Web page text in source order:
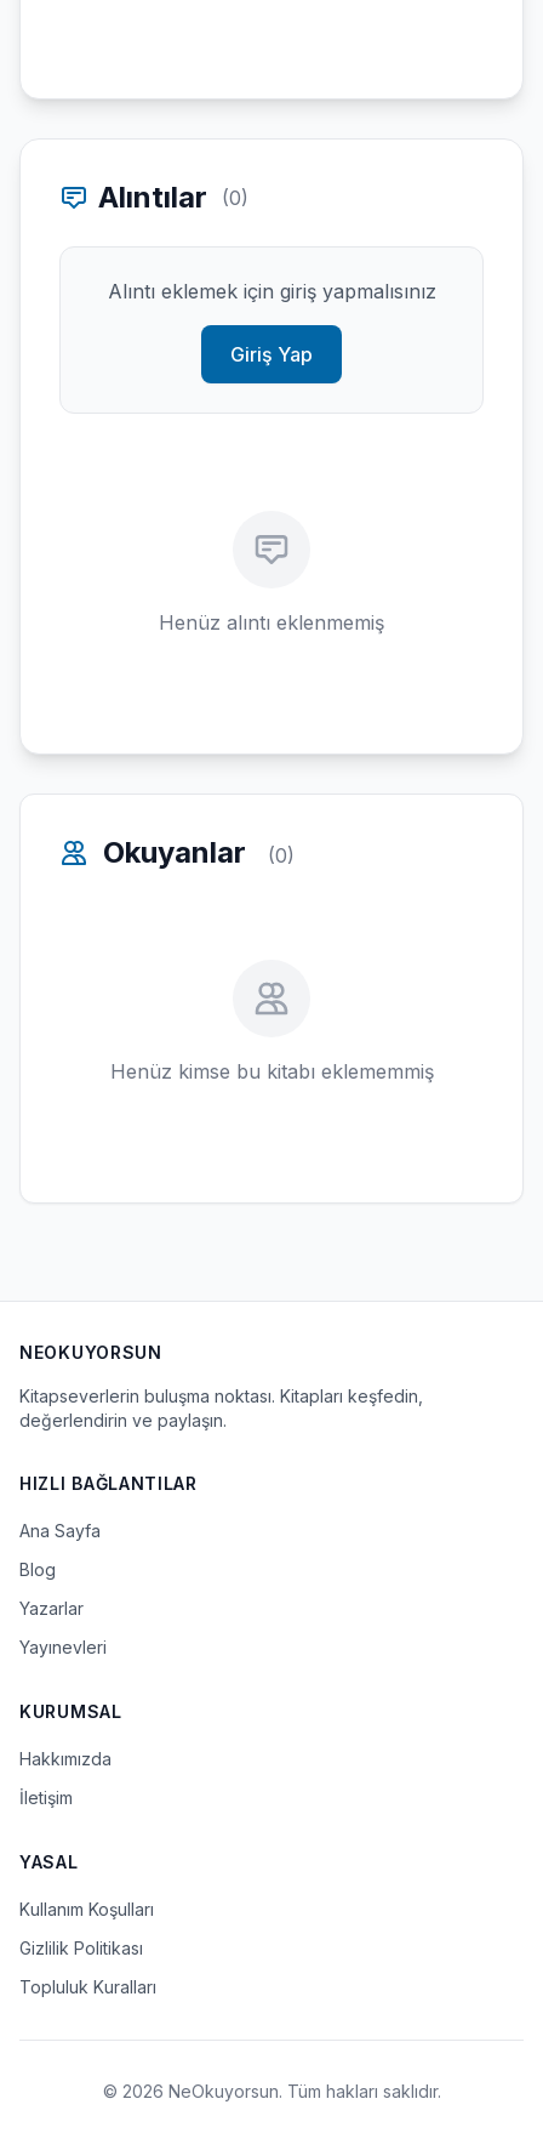
Alıntılar (0)
Alıntı eklemek için giriş yapmalısınız
Giriş Yap
Henüz alıntı eklenmemiş
Okuyanlar (0)
Henüz kimse bu kitabı eklememmiş
NEOKUYORSUN
Kitapseverlerin buluşma noktası. Kitapları keşfedin,
değerlendirin ve paylaşın.
HIZLI BAĞLANTILAR
Ana Sayfa
Blog
Yazarlar
Yayınevleri
KURUMSAL
Hakkımızda
İletişim
YASAL
Kullanım Koşulları
Gizlilik Politikası
Topluluk Kuralları
© 2026 NeOkuyorsun. Tüm hakları saklıdır.